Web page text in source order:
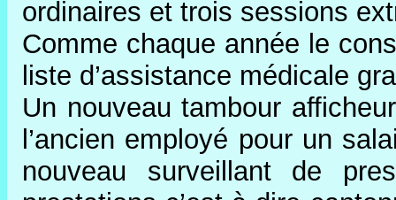
ordinaires et trois sessions
Comme chaque année le
liste d’assistance médicale
Un nouveau tambour
l’ancien employé pour un
nouveau surveillant de